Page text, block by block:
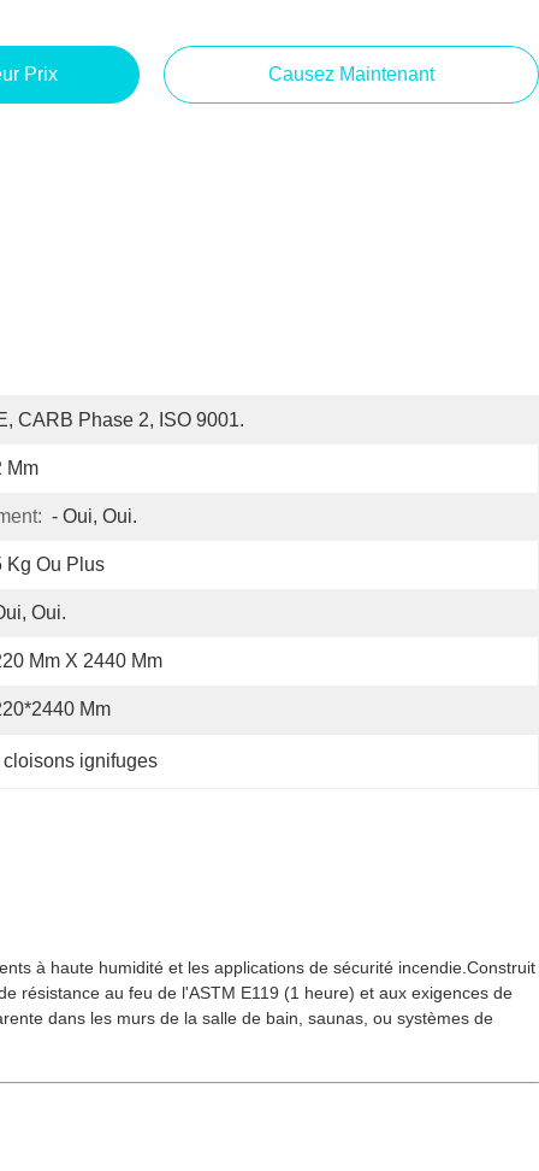
Prix Causez Maintenant
CARB Phase 2, ISO 9001.
Mm
- Oui, Oui.
Kg Ou Plus
Oui.
Mm X 2440 Mm
Mm
ignifuges
à haute humidité et les applications de sécurité incendie.Construit
résistance au feu de l'ASTM E119 (1 heure) et aux exigences de
dans les murs de la salle de bain, saunas, ou systèmes de